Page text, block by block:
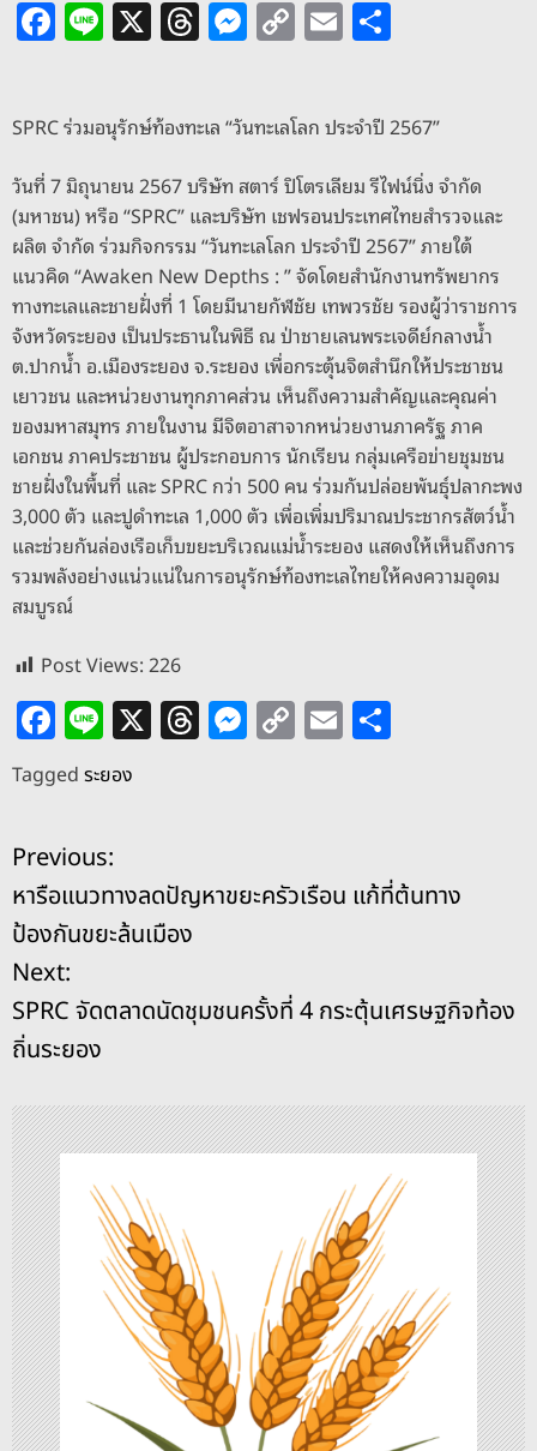
F
a
e
b
o
o
k
Li
n
X T
h
a
d
s
M
e
e
n
g
er
C
o
y
Li
n
k
E
m
l e
SPRC ร่วมอนุรักษ์ท้องทะเล “วันทะเลโลก ประจำปี 2567”
วันที่ 7 มิถุนายน 2567 บริษัท สตาร์ ปิโตรเลียม รีไฟน์นิ่ง จำกัด
(มหาชน) หรือ “SPRC” และบริษัท เชฟรอนประเทศไทยสำรวจและ
ผลิต จำกัด ร่วมกิจกรรม “วันทะเลโลก ประจำปี 2567” ภายใต้
แนวคิด “Awaken New Depths : ” จัดโดยสำนักงานทรัพยากร
ทางทะเลและชายฝั่งที่ 1 โดยมีนายกัฬชัย เทพวรชัย รองผู้ว่าราชการ
จังหวัดระยอง เป็นประธานในพิธี ณ ป่าชายเลนพระเจดีย์กลางน้ำ
ต.ปากน้ำ อ.เมืองระยอง จ.ระยอง เพื่อกระตุ้นจิตสำนึกให้ประชาชน
เยาวชน และหน่วยงานทุกภาคส่วน เห็นถึงความสำคัญและคุณค่า
ของมหาสมุทร ภายในงาน มีจิตอาสาจากหน่วยงานภาครัฐ ภาค
เอกชน ภาคประชาชน ผู้ประกอบการ นักเรียน กลุ่มเครือข่ายชุมชน
ชายฝั่งในพื้นที่ และ SPRC กว่า 500 คน ร่วมกันปล่อยพันธุ์ปลากะพง
3,000 ตัว และปูดำทะเล 1,000 ตัว เพื่อเพิ่มปริมาณประชากรสัตว์น้ำ
และช่วยกันล่องเรือเก็บขยะบริเวณแม่น้ำระยอง แสดงให้เห็นถึงการ
รวมพลังอย่างแน่วแน่ในการอนุรักษ์ท้องทะเลไทยให้คงความอุดม
สมบูรณ์
Post Views:226
F
a
c
e
b
o
o
k
Li
n
e
X T
h
d
s
M
e
n
g
C
o
Li
n
E
m
Tagged ระยอง
แ
น
ะ
แ
น
ว
เ
รื่
อ
ง
Previous:
หารือแนวทางลดปัญหาขยะครัวเรือน แก้ที่ต้นทาง
ป้องกันขยะล้นเมือง
Next:
SPRC จัดตลาดนัดชุมชนครั้งที่ 4 กระตุ้นเศรษฐกิจท้อง
ถิ่นระยอง